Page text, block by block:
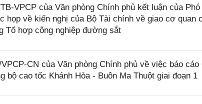
VPCP của Văn phòng Chính phủ kết luận của
họp về kiến nghị của Bộ Tài chính về giao cơ quan
Tổ hợp công nghiệp đường sắt
CN của Văn phòng Chính phủ về việc báo
bộ cao tốc Khánh Hòa - Buôn Ma Thuột giai đoạn 1